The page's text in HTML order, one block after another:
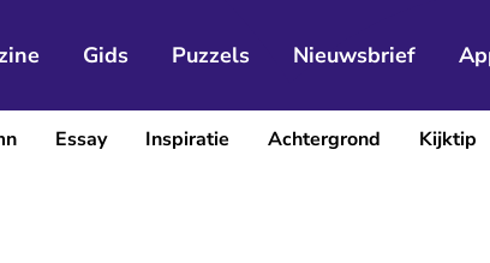
Gids Puzzels Nieuwsbrief
Essay Inspiratie Achtergrond Kijktip